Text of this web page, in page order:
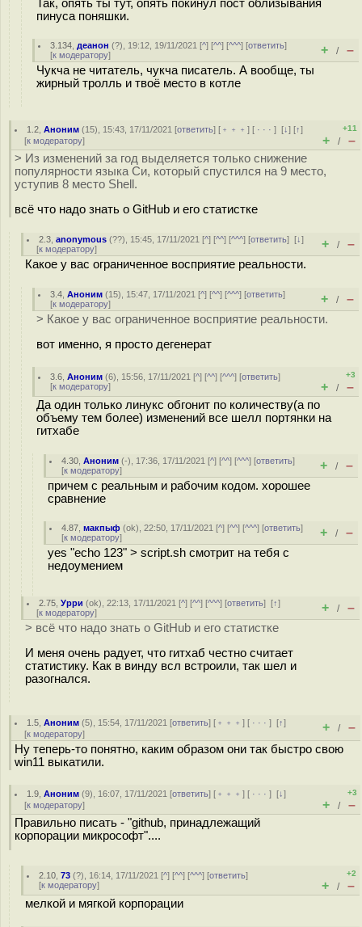
Так, опять ты тут, опять покинул пост облизывания
пинуса поняшки.
3.134 деанон (?), 19:12, 19/11/2021 [^] [^^] [^^^] [ответить]
[к модератору] + / –
Чукча не читатель, чукча писатель. А вообще, ты
жирный тролль и твоё место в котле
1.2 ,Аноним (15), 15:43, 17/11/2021 [ответить] [ ﹢﹢﹢] [ · · ·][↓] [↑]
[к модератору]
+11
+ / –
> Из изменений за год выделяется только снижение
популярности языка Си, который спустился на 9 место,
уступив 8 место Shell.
всё что надо знать о GitHub и его статистке
2.3 ,anonymous (??), 15:45, 17/11/2021 [^] [^^] [^^^] [ответить][↓]
[к модератору] + / –
Какое у вас ограниченное восприятие реальности.
3.4 ,Аноним (15), 15:47, 17/11/2021 [^] [^^] [^^^] [ответить]
[к модератору] + / –
> Какое у вас ограниченное восприятие реальности.
вот именно, я просто дегенерат
3.6 ,Аноним (6), 15:56, 17/11/2021 [^] [^^] [^^^] [ответить]
[к модератору]
+3
+ / –
Да один только линукс обгонит по количеству(а по
объему тем более) изменений все шелл портянки на
гитхабе
4.30 ,Аноним (-), 17:36, 17/11/2021 [^] [^^] [^^^] [ответить]
[к модератору] + / –
причем с реальным и рабочим кодом. хорошее
сравнение
4.87 ,макпыф (ok), 22:50, 17/11/2021 [^] [^^] [^^^] [ответить]
[к модератору] + / –
yes "echo 123" > script.sh смотрит на тебя с
недоумением
2.75 ,Урри (ok), 22:13, 17/11/2021 [^] [^^] [^^^] [ответить][↑]
[к модератору] + / –
> всё что надо знать о GitHub и его статистке
И меня очень радует, что гитхаб честно считает
статистику. Как в винду всл встроили, так шел и
разогнался.
1.5 ,Аноним (5), 15:54, 17/11/2021 [ответить] [ ﹢﹢﹢] [ · · ·][↑]
[к модератору] + / –
Ну теперь-то понятно, каким образом они так быстро свою
win11 выкатили.
1.9 ,Аноним (9), 16:07, 17/11/2021 [ответить] [ ﹢﹢﹢] [ · · ·][↓]
[к модератору]
+3
+ / –
Правильно писать - "github, принадлежащий
корпорации микрософт"....
2.10 ,73 (?), 16:14, 17/11/2021 [^] [^^] [^^^] [ответить]
[к модератору]
+2
+ / –
мелкой и мягкой корпорации